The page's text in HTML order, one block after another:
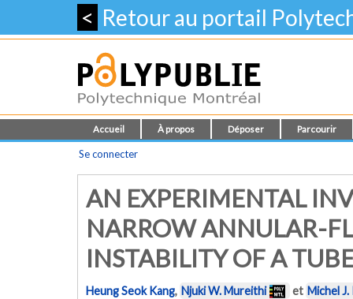
< Retour au portail
Accueil À propos Déposer Parcourir
Se connecter
AN EXPERIMENTAL
NARROW ANNULAR-
INSTABILITY OF A
Heung Seok Kang, Njuki W. Mureithi et Michel